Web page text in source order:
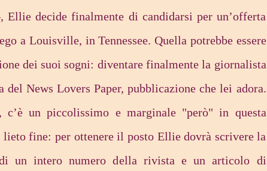
Ellie decide finalmente di candidarsi per un’offerta
a Louisville, in Tennessee. Quella potrebbe essere
dei suoi sogni: diventare finalmente la giornalista
del News Lovers Paper, pubblicazione che lei adora.
c’è un piccolissimo e marginale "però" in questa
lieto fine: per ottenere il posto Ellie dovrà scrivere la
un intero numero della rivista e un articolo di